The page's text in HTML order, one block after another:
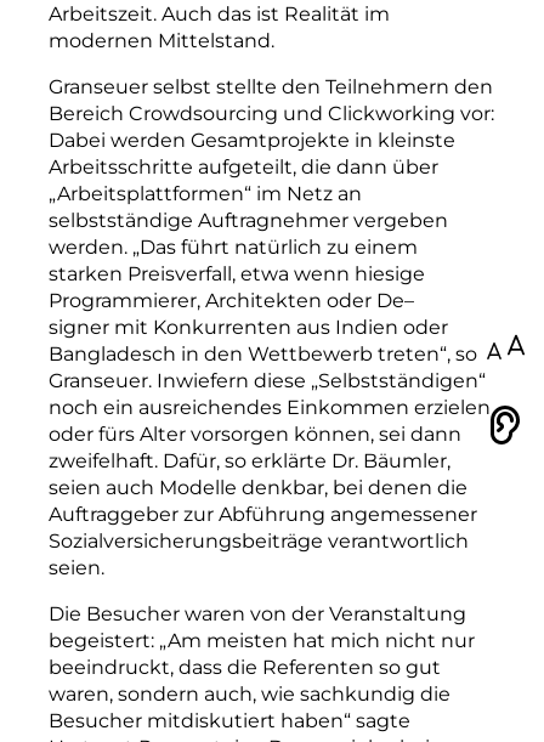
Arbeitszeit. Auch das ist Realität im
modernen Mittelstand.
Granseuer selbst stellte den Teilnehmern den
Bereich Crowdsourcing und Clickworking vor:
Dabei werden Gesamtprojekte in kleinste
Arbeitsschritte aufgeteilt, die dann über
„Arbeitsplattformen“ im Netz an
selbstständige Auftragnehmer vergeben
werden. „Das führt natürlich zu einem
starken Preisverfall, etwa wenn hiesige
Programmierer, Architekten oder De–
signer mit Konkurrenten aus Indien oder
Bangladesch in den Wettbewerb treten“, so
Granseuer. Inwiefern diese „Selbstständigen“
noch ein ausreichendes Einkommen erzielen
oder fürs Alter vorsorgen können, sei dann
zweifelhaft. Dafür, so erklärte Dr. Bäumler,
seien auch Modelle denkbar, bei denen die
Auftraggeber zur Abführung angemessener
Sozialversicherungsbeiträge verantwortlich
seien.
Die Besucher waren von der Veranstaltung
begeistert: „Am meisten hat mich nicht nur
beeindruckt, dass die Referenten so gut
waren, sondern auch, wie sachkundig die
Besucher mitdiskutiert haben“ sagte
100
Vorlesen